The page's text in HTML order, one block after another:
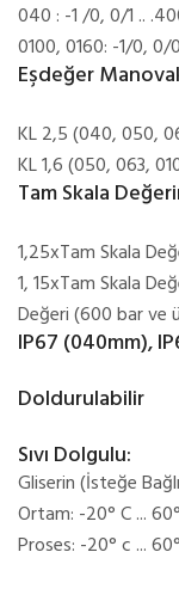
040 : -1 /0, 0/1 ..
0100, 0160: -1/0,
Eşdeğer
KL 2,5 (040, 050,
KL 1,6 (050, 063,
Tam Skala
1,25xTam Skala
1, 15xTam Skala
Değeri (600 bar ve
IP67 (040mm),
Doldurulabilir
Sıvı Dolgulu:
Gliserin (İsteğe
Ortam: -20° C ...
Proses: -20° c ...